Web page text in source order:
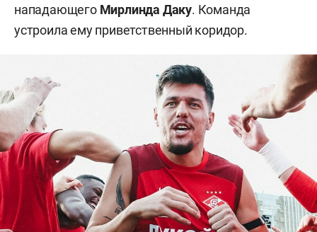
нападающего Мирлинда Даку. Команда
устроила ему приветственный коридор.